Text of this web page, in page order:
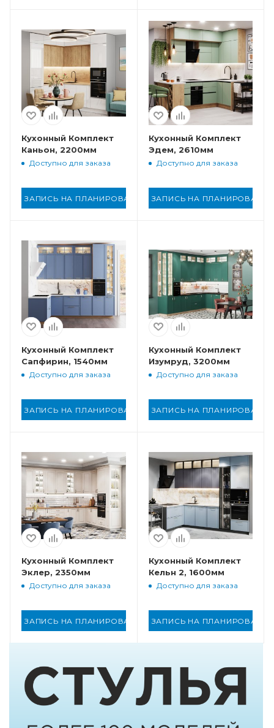
Кухонный Комплект
Каньон, 2200мм
Доступно для заказа
ЗАПИСЬ НА ПЛАНИРОВАНИЕ
Кухонный Комплект
Эдем, 2610мм
Доступно для заказа
ЗАПИСЬ НА ПЛАНИРОВАНИЕ
Кухонный Комплект
Сапфирин, 1540мм
Доступно для заказа
ЗАПИСЬ НА ПЛАНИРОВАНИЕ
Кухонный Комплект
Изумруд, 3200мм
Доступно для заказа
ЗАПИСЬ НА ПЛАНИРОВАНИЕ
Кухонный Комплект
Эклер, 2350мм
Доступно для заказа
ЗАПИСЬ НА ПЛАНИРОВАНИЕ
Кухонный Комплект
Кельн 2, 1600мм
Доступно для заказа
ЗАПИСЬ НА ПЛАНИРОВАНИЕ